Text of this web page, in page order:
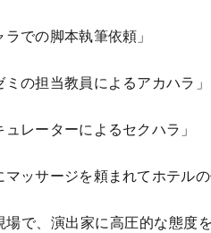
ラでの脚本執筆依頼」
ミの担当教員によるアカハラ」
ュレーターによるセクハラ」
マッサージを頼まれてホテル
場で、演出家に高圧的な態